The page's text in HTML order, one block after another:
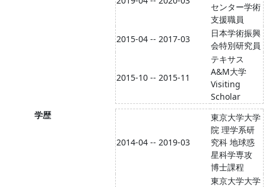
センター学術
支援職員
2015-04 -- 2017-03
日本学術振興
会特別研究員
2015-10 -- 2015-11
テキサス
A&M大学
Visiting
Scholar
学歴
2014-04 -- 2019-03
東京大学大学
院 理学系研
究科 地球惑
星科学専攻
博士課程
東京大学大学